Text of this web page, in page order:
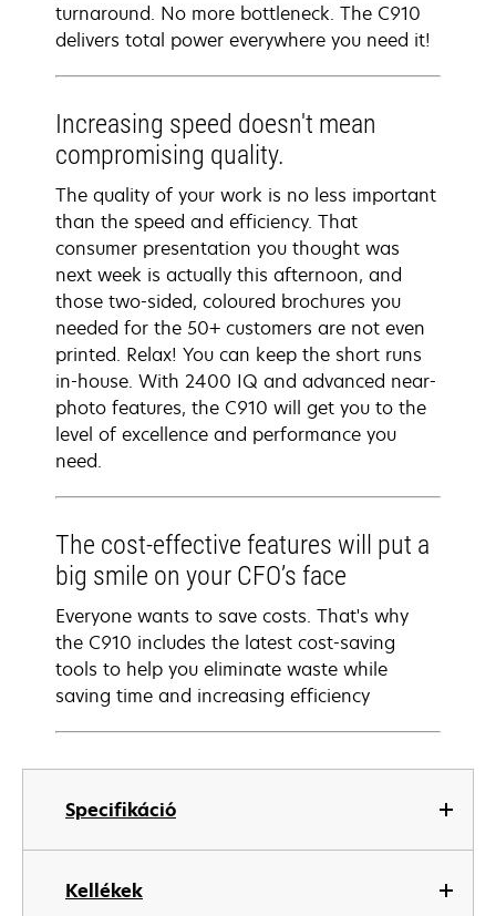
Specifikáció
Kellékek
turnaround. No more bottleneck. The C910
delivers total power everywhere you need it!
Increasing speed doesn't mean
compromising quality.
The quality of your work is no less important
than the speed and efficiency. That
consumer presentation you thought was
next week is actually this afternoon, and
those two-sided, coloured brochures you
needed for the 50+ customers are not even
printed. Relax! You can keep the short runs
in-house. With 2400 IQ and advanced near-
photo features, the C910 will get you to the
level of excellence and performance you
need.
The cost-effective features will put a
big smile on your CFO’s face
Everyone wants to save costs. That's why
the C910 includes the latest cost-saving
tools to help you eliminate waste while
saving time and increasing efficiency